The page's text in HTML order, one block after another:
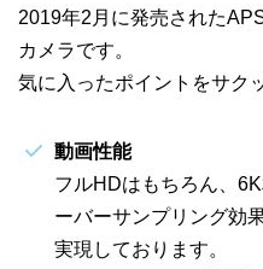
2019年2月に発売された
カメラです。
気に入ったポイントをサク
動画性能
フルHDはもちろん、
ーバーサンプリング効
実現しております。